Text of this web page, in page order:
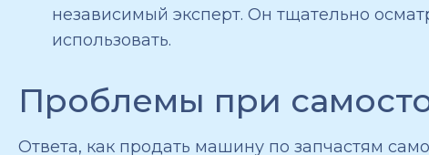
независимый эксперт. Он тщательно
использовать.
Проблемы при
Ответа, как продать машину по запчастям